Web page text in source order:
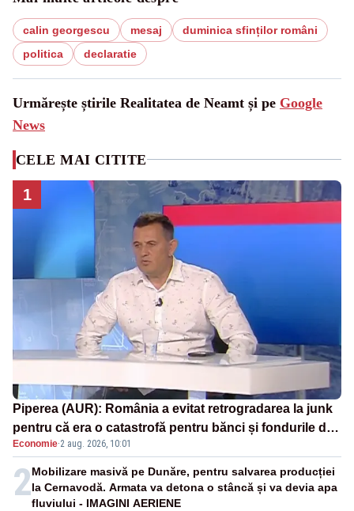
calin georgescu mesaj
duminica sfinților români
politica
declaratie
Urmărește știrile Realitatea de Neamt și pe Google
News
CELE MAI CITITE
1
Piperea (AUR): România a evitat retrogradarea la junk
pentru că era o catastrofă pentru bănci și fondurile de
pensii
Economie·2 aug. 2026, 10:01
2Mobilizare masivă pe Dunăre, pentru salvarea producției
la Cernavodă. Armata va detona o stâncă și va devia apa
fluviului - IMAGINI AERIENE